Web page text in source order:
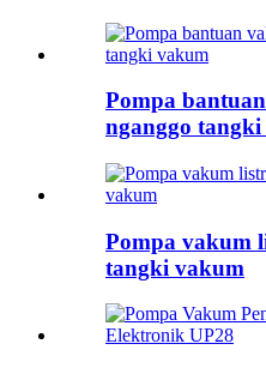
Pompa
nganggo
Pompa vakum
tangki vakum